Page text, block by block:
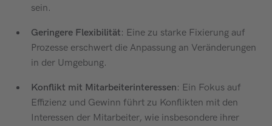
sein.
Geringere Flexibilität: Eine zu starke Fixierung auf
Prozesse erschwert die Anpassung an Veränderungen
in der Umgebung.
Konflikt mit Mitarbeiterinteressen: Ein Fokus auf
Effizienz und Gewinn führt zu Konflikten mit den
Interessen der Mitarbeiter, wie insbesondere ihrer